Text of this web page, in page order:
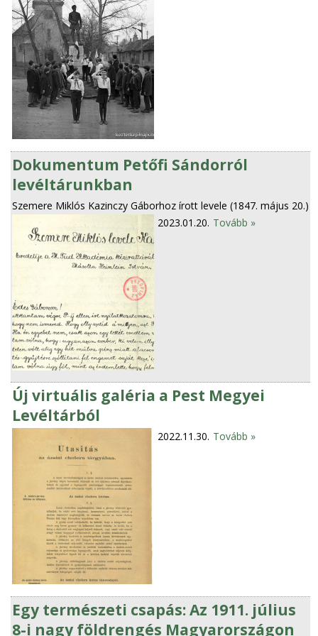
Dokumentum Petőfi Sándorról
levéltárunkban
Szemere Miklós Kazinczy Gáborhoz írott levele (1847. május 20.)
2023.01.20. Tovább »
Új virtuális galéria a Pest Megyei
Levéltárból
2022.11.30. Tovább »
Egy természeti csapás: Az 1911. július
8-i nagy földrengés Magyarországon